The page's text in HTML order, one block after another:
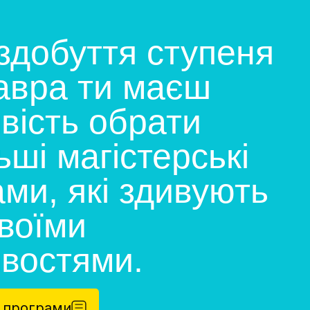
ступеня
ти маєш
обрати
магістерські
які здивують